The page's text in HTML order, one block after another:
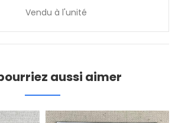
Vendu à l'unité
aussi aimer